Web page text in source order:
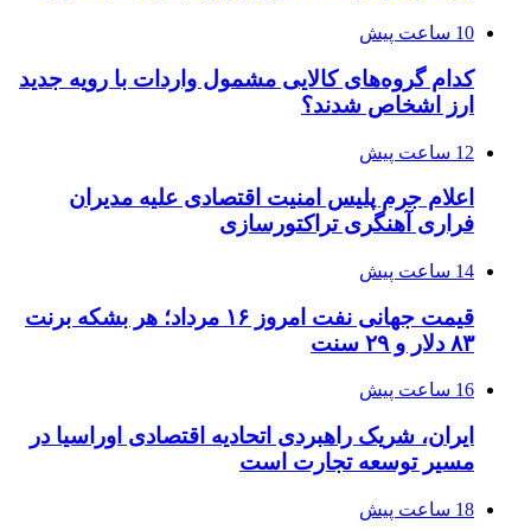
10 ساعت پیش
کدام گروه‌های کالایی مشمول واردات با رویه جدید
ارز اشخاص شدند؟
12 ساعت پیش
اعلام جرم پلیس امنیت اقتصادی علیه مدیران
فراری آهنگری تراکتورسازی
14 ساعت پیش
قیمت جهانی نفت امروز ۱۶ مرداد؛ هر بشکه برنت
۸۳ دلار و ۲۹ سنت
16 ساعت پیش
ایران، شریک راهبردی اتحادیه اقتصادی اوراسیا در
مسیر توسعه تجارت است
18 ساعت پیش